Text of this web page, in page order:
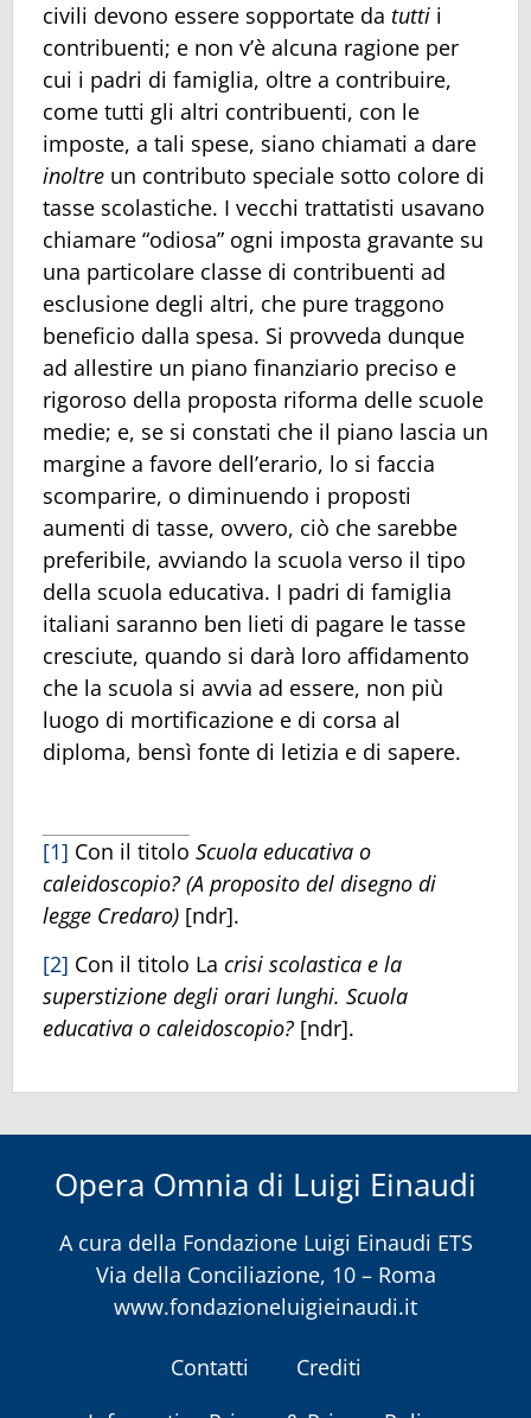
civili devono essere sopportate da tutti i
contribuenti; e non v’è alcuna ragione per
cui i padri di famiglia, oltre a contribuire,
come tutti gli altri contribuenti, con le
imposte, a tali spese, siano chiamati a dare
inoltre un contributo speciale sotto colore di
tasse scolastiche. I vecchi trattatisti usavano
chiamare “odiosa” ogni imposta gravante su
una particolare classe di contribuenti ad
esclusione degli altri, che pure traggono
beneficio dalla spesa. Si provveda dunque
ad allestire un piano finanziario preciso e
rigoroso della proposta riforma delle scuole
medie; e, se si constati che il piano lascia un
margine a favore dell’erario, lo si faccia
scomparire, o diminuendo i proposti
aumenti di tasse, ovvero, ciò che sarebbe
preferibile, avviando la scuola verso il tipo
della scuola educativa. I padri di famiglia
italiani saranno ben lieti di pagare le tasse
cresciute, quando si darà loro affidamento
che la scuola si avvia ad essere, non più
luogo di mortificazione e di corsa al
diploma, bensì fonte di letizia e di sapere.
[1] Con il titolo Scuola educativa o
caleidoscopio? (A proposito del disegno di
legge Credaro) [ndr].
[2] Con il titolo La crisi scolastica e la
superstizione degli orari lunghi. Scuola
educativa o caleidoscopio? [ndr].
Opera Omnia di Luigi Einaudi
A cura della Fondazione Luigi Einaudi ETS
Via della Conciliazione, 10 – Roma
www.fondazioneluigieinaudi.it
Contatti
Crediti